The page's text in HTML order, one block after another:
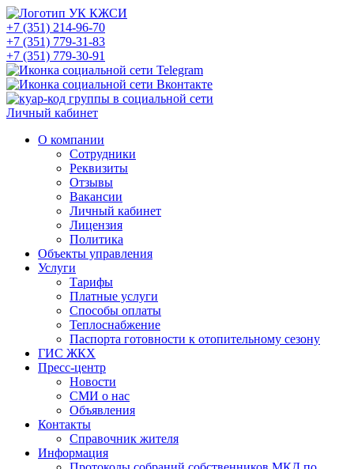
+7 (351) 214-96-70
+7 (351) 779-31-83
+7 (351) 779-30-91
Личный кабинет
О компании
Сотрудники
Реквизиты
Отзывы
Вакансии
Личный кабинет
Лицензия
Политика
Объекты управления
Услуги
Тарифы
Платные услуги
Способы оплаты
Теплоснабжение
Паспорта готовности к отопительному сезону
ГИС ЖКХ
Пресс-центр
Новости
СМИ о нас
Объявления
Контакты
Справочник жителя
Информация